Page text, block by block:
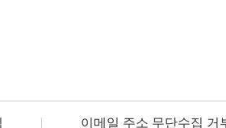
이메일 주소 무단수집 거